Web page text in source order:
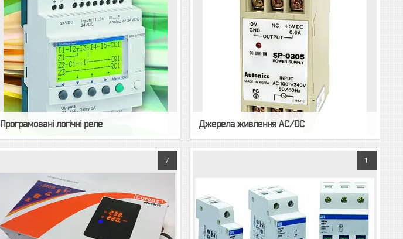
Програмовані логічні реле Джерела живлення AC/DC
7 1